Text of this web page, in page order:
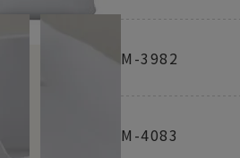
M-3982
M-4083